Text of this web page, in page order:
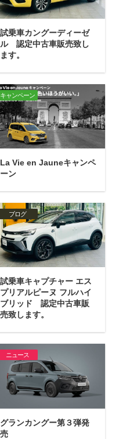
試乗車カングーディーゼ
ル 認定中古車販売致し
ます。
キャンペーン
La Vie en Jauneキャンペ
ーン
ブログ
試乗車キャプチャー エス
プリアルピーヌ フルハイ
ブリッド 認定中古車販
売致します。
ニュース
グランカングー第３弾発
売